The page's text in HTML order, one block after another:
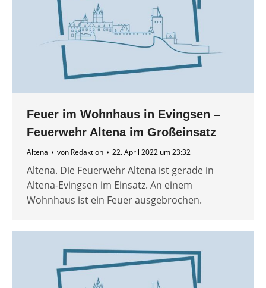
Feuer im Wohnhaus in Evingsen –
Feuerwehr Altena im Großeinsatz
Altena von Redaktion 22. April 2022 um 23:32
Altena. Die Feuerwehr Altena ist gerade in
Altena-Evingsen im Einsatz. An einem
Wohnhaus ist ein Feuer ausgebrochen.